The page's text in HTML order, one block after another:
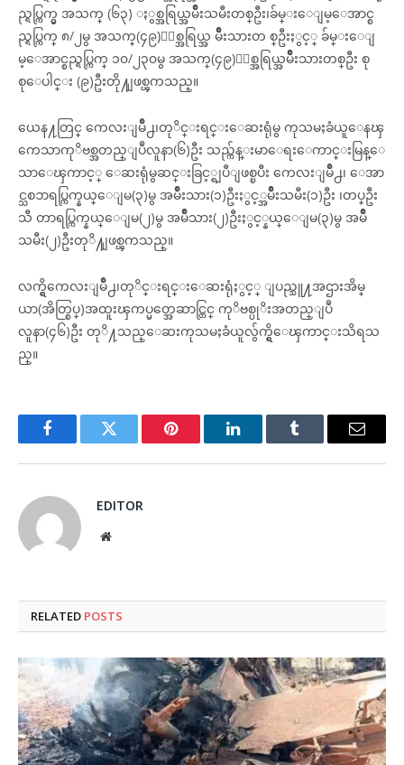
ည္ရပ္ကြက္မွ အသက္ (၆၃) ႏွစ္အရြယ္အမ်ဳိးသမီးတစ္ဦး၊ခ်မ္းေျမ့ေအာင္စ
ည္ရပ္ကြက္ ၈/၂မွ အသက္(၄၉)ႏွစ္အရြယ္အ မ်ဳိးသားတ စ္ဦးႏွင့္ ခ်မ္းေျ
မ့ေအာင္စည္ရပ္ကြက္ ၁၀/၂၃၀မွ အသက္(၄၉)ႏွစ္အရြယ္အမ်ဳိးသားတစ္ဦး စု
စုေပါင္း (၉)ဦးတို႔ျဖစ္ၾကသည္။
ယေန႔တြင္ ကေလးျမဳိ႕၊တုိင္းရင္းေဆးရုံမွ ကုသမႈခံယူေနၾ
ကေသာကုိဗစ္အတည္ျပဳလူနာ(၆)ဦး သည္က်န္းမာေရးေကာင္းမြန္ေ
သာေၾကာင့္ ေဆးရုံမွဆင္းခြင့္ရျပီျဖစ္ၿပီး ကေလးျမဳိ႕၊ ေအာ
င္သစၥာရပ္ကြက္နယ္ေျမ(၃)မွ အမ်ဳိးသား(၁)ဦးႏွင့္အမ်ဳိးသမီး(၁)ဦး ၊တပ္ဦး
သီ တာရပ္ကြက္နယ္ေျမ(၂)မွ အမ်ဳိသား(၂)ဦးႏွင့္နယ္ေျမ(၃)မွ အမ်ဳိ
သမီး(၂)ဦးတုိ႔ျဖစ္ၾကသည္။
လက္ရွိကေလးျမဳိ႕၊တုိင္းရင္းေဆးရုံႏွင့္ ျပည္သူ႔အဌားအိမ္
ယာ(အိတ္စြပ္)အထူးၾကပ္မတ္အေဆာင္တြင္ ကုိဗစ္ပုိးအတည္ျပဳ
လူနာ(၄၆)ဦး တုိ႔သည္ေဆးကုသမႈခံယူလ်ွက္ရွိေၾကာင္းသိရသ
ည္။
FacebookTwitter Pinterest LinkedInTumblr Email
EDITOR
Website
RELATED POSTS